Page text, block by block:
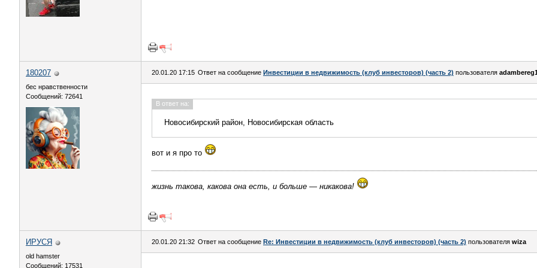
180207
бес нравственности
Сообщений: 72641
20.01.20 17:15 Ответ на сообщение Инвестиции в недвижимость (клуб инвесторов) (часть 2) пользователя
В ответ на:
Новосибирский район, Новосибирская область
вот и я про то
жизнь такова, какова она есть, и больше — никакова!
ИРУСЯ
old hamster
Сообщений: 17531
20.01.20 21:32 Ответ на сообщение Re: Инвестиции в недвижимость (клуб инвесторов) (часть 2) пользователя wiza